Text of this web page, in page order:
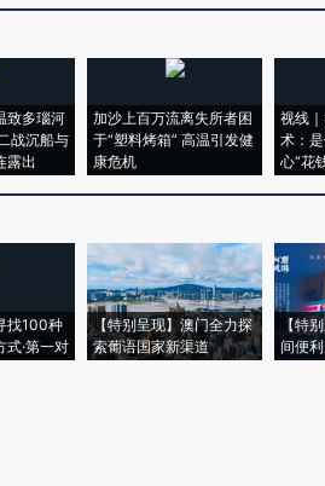
致多瑙河
战沉船与
露出
加沙上百万流离失所者困
于“塑料烤箱” 高温引发健
康危机
视线
术：
心“花
找100种
式·第一对
【特别呈现】澳门全力探
索葡语国家新渠道
【特
间便